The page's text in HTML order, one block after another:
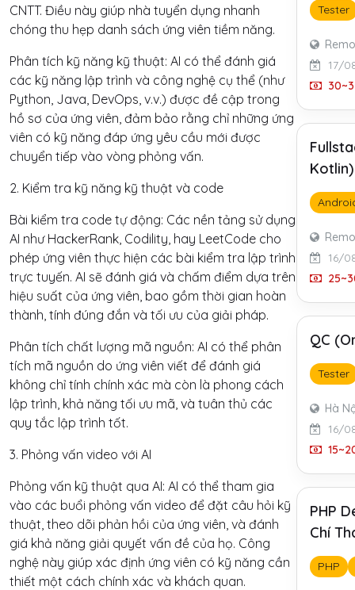
CNTT. Điều này giúp nhà tuyển dụng nhanh
chóng thu hẹp danh sách ứng viên tiềm năng.
Phân tích kỹ năng kỹ thuật: AI có thể đánh giá
các kỹ năng lập trình và công nghệ cụ thể (như
Python, Java, DevOps, v.v.) được đề cập trong
hồ sơ của ứng viên, đảm bảo rằng chỉ những ứng
viên có kỹ năng đáp ứng yêu cầu mới được
chuyển tiếp vào vòng phỏng vấn.
2. Kiểm tra kỹ năng kỹ thuật và code
Bài kiểm tra code tự động: Các nền tảng sử dụng
AI như HackerRank, Codility, hay LeetCode cho
phép ứng viên thực hiện các bài kiểm tra lập trình
trực tuyến. AI sẽ đánh giá và chấm điểm dựa trên
hiệu suất của ứng viên, bao gồm thời gian hoàn
thành, tính đúng đắn và tối ưu của giải pháp.
Phân tích chất lượng mã nguồn: AI có thể phân
tích mã nguồn do ứng viên viết để đánh giá
không chỉ tính chính xác mà còn là phong cách
lập trình, khả năng tối ưu mã, và tuân thủ các
quy tắc lập trình tốt.
3. Phỏng vấn video với AI
Phỏng vấn kỹ thuật qua AI: AI có thể tham gia
vào các buổi phỏng vấn video để đặt câu hỏi kỹ
thuật, theo dõi phản hồi của ứng viên, và đánh
giá khả năng giải quyết vấn đề của họ. Công
nghệ này giúp xác định ứng viên có kỹ năng cần
thiết một cách chính xác và khách quan.
Tester
17/
16/
QC
Tester
Hà
16/
PHP
Chí
PHP